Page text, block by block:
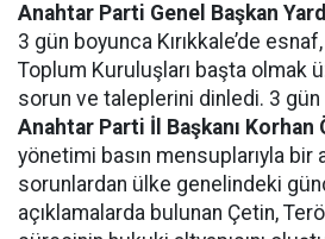
Anahtar Parti Genel Başkan
3 gün boyunca Kırıkkale’de
Toplum Kuruluşları başta olmak
sorun ve taleplerini dinledi. 3 gün
Anahtar Parti İl Başkanı Korhan
yönetimi basın mensuplarıyla bir
sorunlardan ülke genelindeki
açıklamalarda bulunan Çetin,